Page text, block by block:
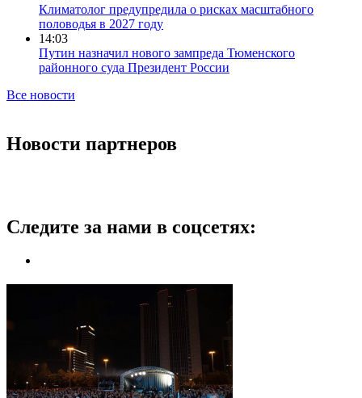
Климатолог предупредила о рисках масштабного
половодья в 2027 году
14:03
Путин назначил нового зампреда Тюменского
районного суда Президент России
Все новости
Новости партнеров
Следите за нами в соцсетях: